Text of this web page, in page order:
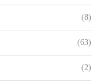
(8)
(63)
(2)